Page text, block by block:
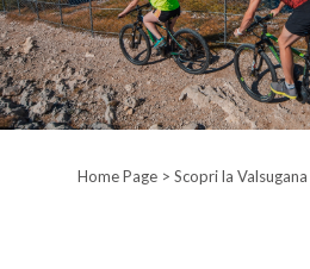
Home Page > Scopri la Valsugana